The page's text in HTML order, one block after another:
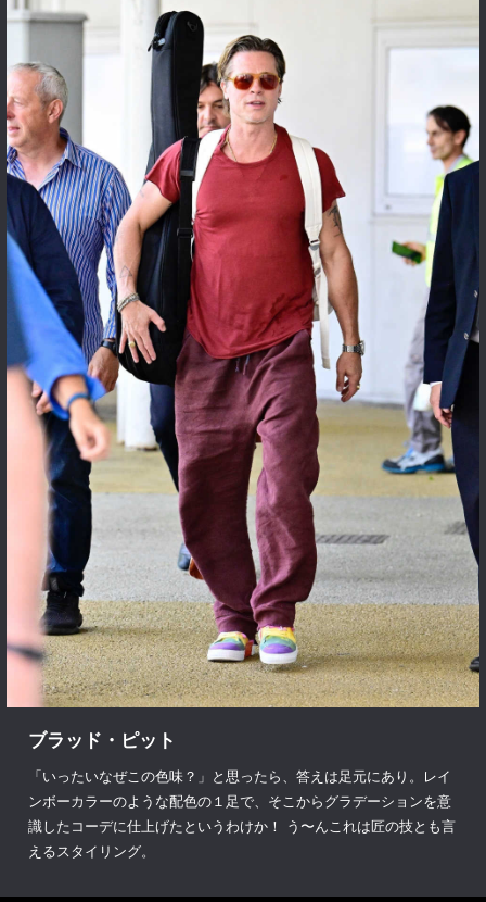
ブラッド・ピット
「いったいなぜこの色味？」と思ったら、答えは足元にあり。レイ
ンボーカラーのような配色の１足で、そこからグラデーションを意
識したコーデに仕上げたというわけか！ う〜んこれは匠の技とも言
えるスタイリング。